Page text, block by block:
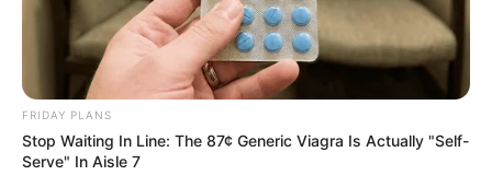
FRIDAY PLANS
Stop Waiting In Line: The 87¢ Generic Viagra Is Actually "Self-
Serve" In Aisle 7